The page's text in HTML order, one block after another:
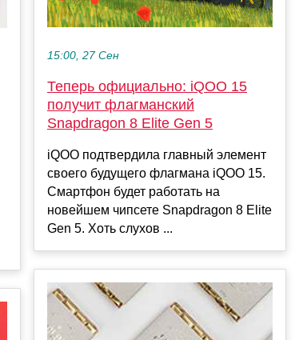
15:00, 27 Сен
Теперь официально: iQOO 15
получит флагманский
Snapdragon 8 Elite Gen 5
iQOO подтвердила главный элемент
своего будущего флагмана iQOO 15.
Смартфон будет работать на
новейшем чипсете Snapdragon 8 Elite
Gen 5. Хоть слухов ...